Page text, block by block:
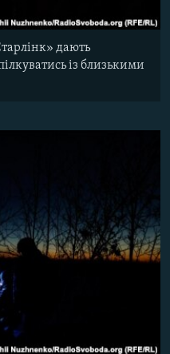
дають
із близькими